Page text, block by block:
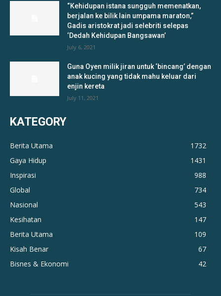
“Kehidupan istana sungguh memenatkan,
berjalan ke bilik lain umpama maraton,”
Gadis aristokrat jadi selebriti selepas
‘Dedah Kehidupan Bangsawan’
July 6, 2021
Guna Oyen milik jiran untuk ‘bincang’ dengan
anak kucing yang tidak mahu keluar dari
enjin kereta
July 11, 2021
KATEGORY
Berita Utama
1732
Gaya Hidup
1431
Inspirasi
988
Global
734
Nasional
543
Kesihatan
147
Berita Utama
109
Kisah Benar
67
Bisnes & Ekonomi
42